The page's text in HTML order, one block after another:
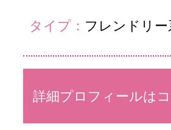
タイプ： フレンドリー
詳細プロフィールは